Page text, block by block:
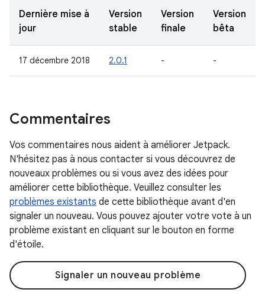
Dernière mise à
jour
Version
stable
Version
finale
Version
bêta
17 décembre 2018 2.0.1 - -
Commentaires
Vos commentaires nous aident à améliorer Jetpack.
N'hésitez pas à nous contacter si vous découvrez de
nouveaux problèmes ou si vous avez des idées pour
améliorer cette bibliothèque. Veuillez consulter les
problèmes existants de cette bibliothèque avant d'en
signaler un nouveau. Vous pouvez ajouter votre vote à un
problème existant en cliquant sur le bouton en forme
d'étoile.
Signaler un nouveau problème